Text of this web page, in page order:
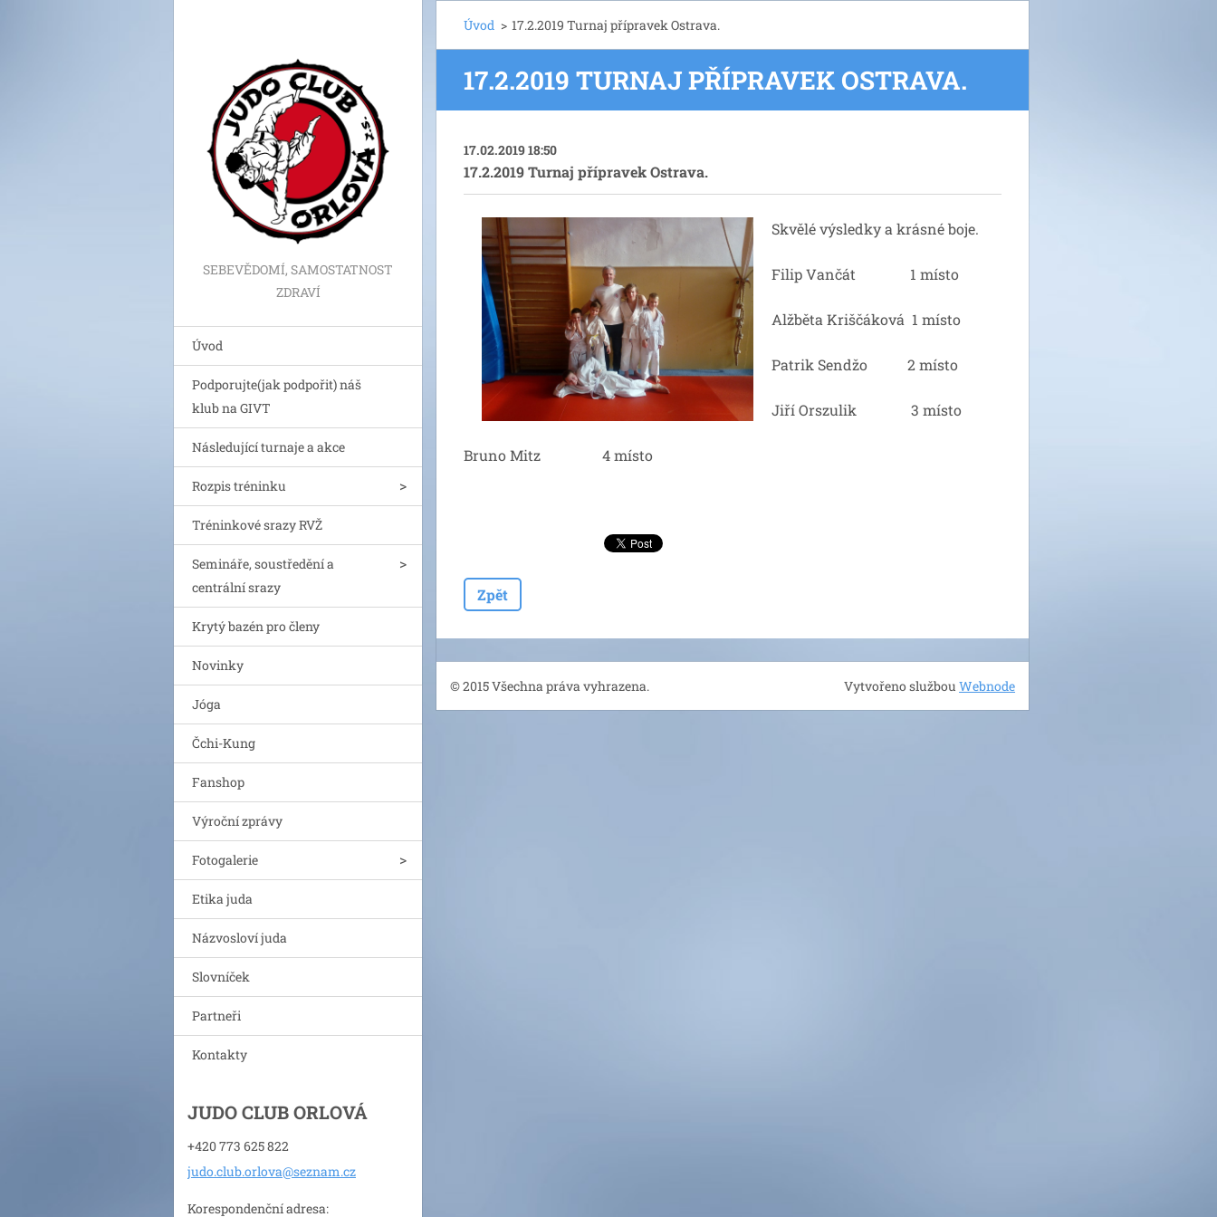
SEBEVĚDOMÍ, SAMOSTATNOST
ZDRAVÍ
Úvod
Podporujte(jak podpořit) náš
klub na GIVT
Následující turnaje a akce
Rozpis tréninku
Tréninkové srazy RVŽ
Semináře, soustředění a
centrální srazy
Krytý bazén pro členy
Novinky
Jóga
Čchi-Kung
Fanshop
Výroční zprávy
Fotogalerie
Etika juda
Názvosloví juda
Slovníček
Partneři
Kontakty
JUDO CLUB ORLOVÁ
+420 773 625 822
judo.club.orlova@seznam.cz
Korespondenční adresa:
Úvod > 17.2.2019 Turnaj přípravek Ostrava.
17.2.2019 TURNAJ PŘÍPRAVEK OSTRAVA.
17.02.2019 18:50
17.2.2019 Turnaj přípravek Ostrava.
Skvělé výsledky a krásné boje.
Filip Vančát 1 místo
Alžběta Kriščáková 1 místo
Patrik Sendžo 2 místo
Jiří Orszulik 3 místo
Bruno Mitz 4 místo
Zpět
© 2015 Všechna práva vyhrazena. Vytvořeno službouWebnode